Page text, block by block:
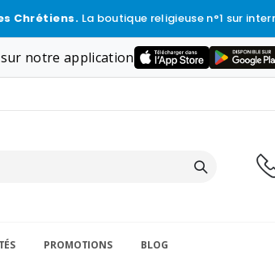
Chrétiens. La boutique religieuse n°1 sur
sur notre application
PROMOTIONS BLOG